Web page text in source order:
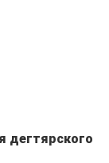
дегтярского